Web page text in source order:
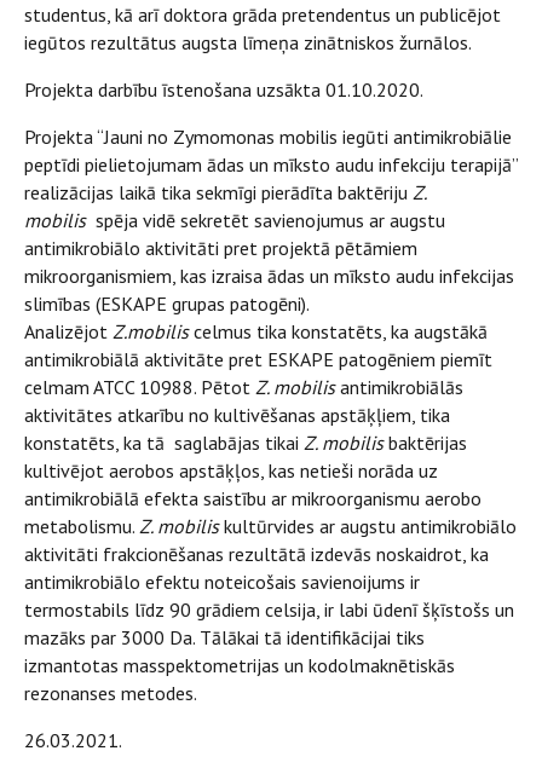
studentus, kā arī doktora grāda pretendentus un publicējot
iegūtos rezultātus augsta līmeņa zinātniskos žurnālos.
Projekta darbību īstenošana uzsākta 01.10.2020.
Projekta “Jauni no Zymomonas mobilis iegūti antimikrobiālie
peptīdi pielietojumam ādas un mīksto audu infekciju terapijā”
realizācijas laikā tika sekmīgi pierādīta baktēriju Z.
mobilis spēja vidē sekretēt savienojumus ar augstu
antimikrobiālo aktivitāti pret projektā pētāmiem
mikroorganismiem, kas izraisa ādas un mīksto audu infekcijas
slimības (ESKAPE grupas patogēni).
Analizējot Z.mobiliscelmus tika konstatēts, ka augstākā
antimikrobiālā aktivitāte pret ESKAPE patogēniem piemīt
celmam ATCC 10988. Pētot Z. mobilisantimikrobiālās
aktivitātes atkarību no kultivēšanas apstāķļiem, tika
konstatēts, ka tā saglabājas tikai Z. mobilisbaktērijas
kultivējot aerobos apstāķļos, kas netieši norāda uz
antimikrobiālā efekta saistību ar mikroorganismu aerobo
metabolismu. Z. mobiliskultūrvides ar augstu antimikrobiālo
aktivitāti frakcionēšanas rezultātā izdevās noskaidrot, ka
antimikrobiālo efektu noteicošais savienoijums ir
termostabils līdz 90 grādiem celsija, ir labi ūdenī šķīstošs un
mazāks par 3000 Da. Tālākai tā identifikācijai tiks
izmantotas masspektometrijas un kodolmaknētiskās
rezonanses metodes.
26.03.2021.